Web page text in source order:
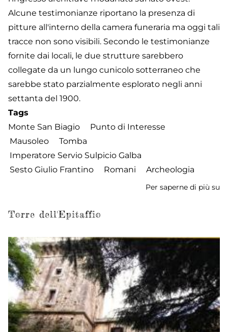
Alcune testimonianze riportano la presenza di
pitture all'interno della camera funeraria ma oggi tali
tracce non sono visibili. Secondo le testimonianze
fornite dai locali, le due strutture sarebbero
collegate da un lungo cunicolo sotterraneo che
sarebbe stato parzialmente esplorato negli anni
settanta del 1900.
Tags
Monte San Biagio
Punto di Interesse
Mausoleo
Tomba
Imperatore Servio Sulpicio Galba
Sesto Giulio Frantino
Romani Archeologia
Per saperne di più su
Torre dell'Epitaffio